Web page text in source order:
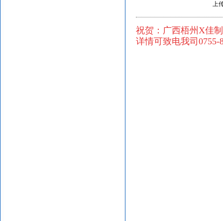
上
祝贺： 广西梧州X佳
详情可致电我司 0755-